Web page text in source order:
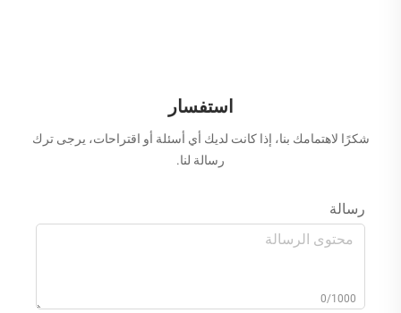
استفسار
شكرًا لاهتمامك بنا، إذا كانت لديك أي أسئلة أو اقتراحات، يرجى ترك
رسالة لنا.
رسالة
0/1000